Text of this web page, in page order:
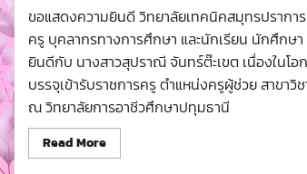
ด้วย
แนวทาง
และ
ขั้น
ตอน
ดำเนิน
การ
จัดการ
ศึกษา
ระบบ
ธนาคาร
หน่วยกิต
ขอแสดงความยินดี วิทยาลัยเทคนิคสมุทรปรากา
ครู บุคลากรทางการศึกษา และนักเรียน นักศึกษ
ยินดีกับ นางสาวสุปราณี จันทร์ต๊ะเขต เนื่องในโอ
บรรจุเข้ารับราชการครู ตำแหน่งครูผู้ช่วย สาขาวิ
ณ วิทยาลัยการอาชีวศึกษาปทุมธานี
Read MoreRead
more